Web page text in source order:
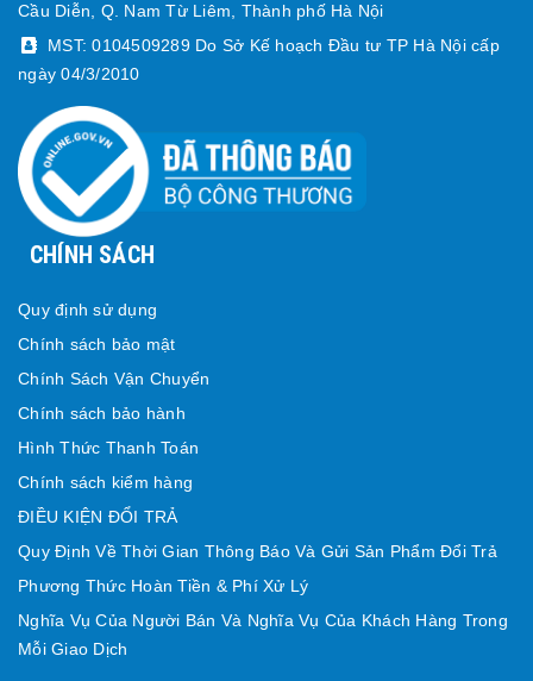
Cầu Diễn, Q. Nam Từ Liêm, Thành phố Hà Nội
MST: 0104509289 Do Sở Kế hoạch Đầu tư TP Hà Nội cấp
ngày 04/3/2010
CHÍNH SÁCH
Quy định sử dụng
Chính sách bảo mật
Chính Sách Vận Chuyển
Chính sách bảo hành
Hình Thức Thanh Toán
Chính sách kiểm hàng
ĐIỀU KIỆN ĐỔI TRẢ
Quy Định Về Thời Gian Thông Báo Và Gửi Sản Phẩm Đổi Trả
Phương Thức Hoàn Tiền & Phí Xử Lý
Nghĩa Vụ Của Người Bán Và Nghĩa Vụ Của Khách Hàng Trong
Mỗi Giao Dịch